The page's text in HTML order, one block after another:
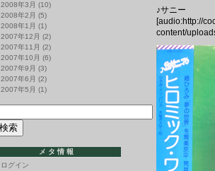
♪サニー
[audio:http://
content/
2008年3月 (10)
2008年2月 (5)
2008年1月 (1)
2007年12月 (2)
2007年11月 (2)
2007年10月 (6)
2007年9月 (3)
2007年6月 (2)
2007年5月 (1)
メタ情報
ログイン